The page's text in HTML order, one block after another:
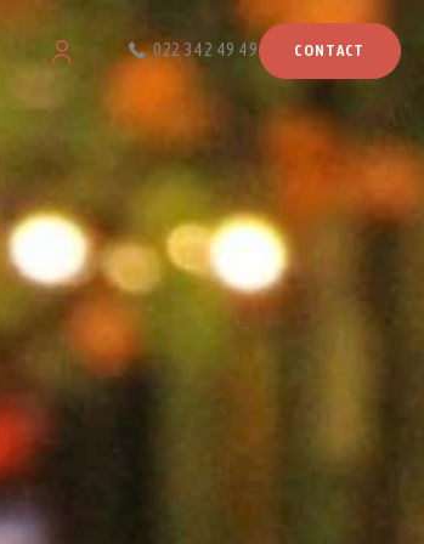
022 342 49 49 CONTACT